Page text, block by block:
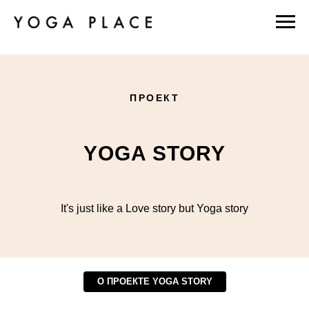
ПРОЕКТ
YOGA STORY
It's just like a Love story but Yoga story
О ПРОЕКТЕ YOGA STORY